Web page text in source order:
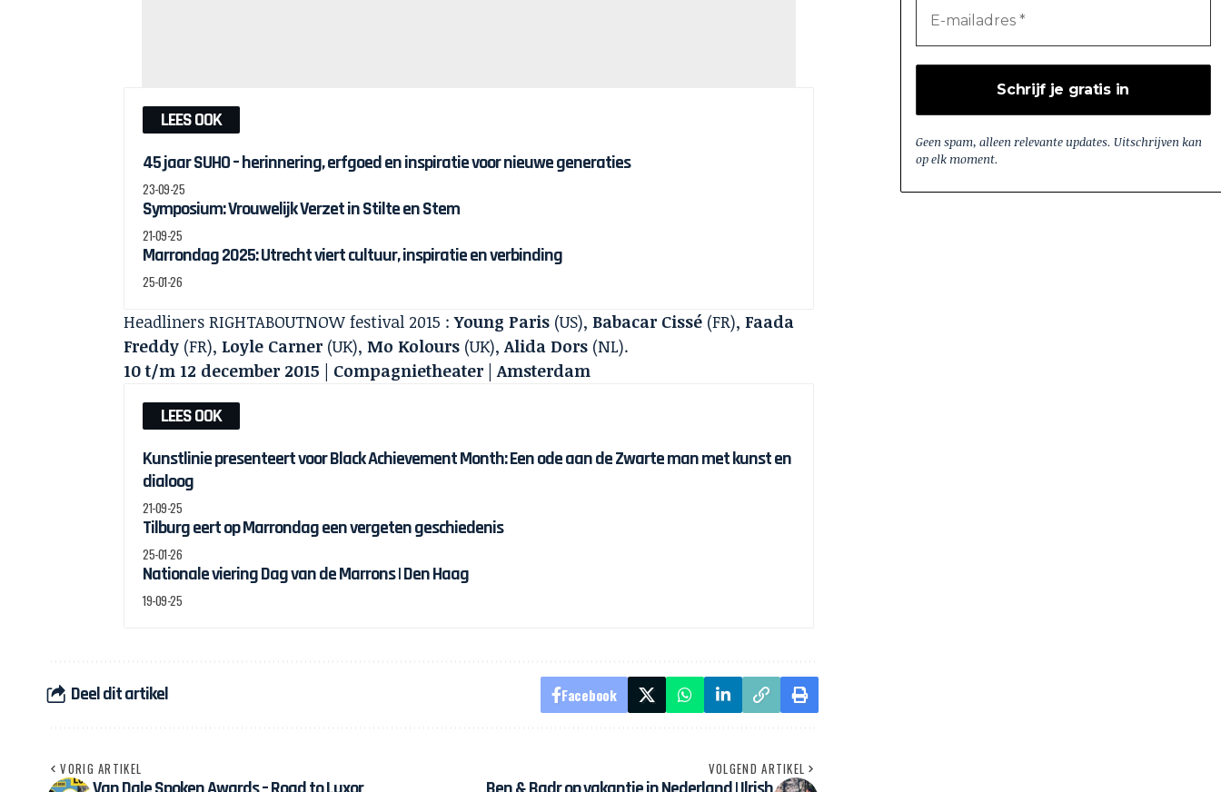
LEES OOK
45 jaar SUHO – herinnering, erfgoed en inspiratie voor nieuwe generaties
23-09-25
Symposium: Vrouwelijk Verzet in Stilte en Stem
21-09-25
Marrondag 2025: Utrecht viert cultuur, inspiratie en verbinding
25-01-26
Headliners RIGHTABOUTNOW festival 2015 :Young Paris (US),Babacar Cissé (FR),Faada
Freddy (FR), Loyle Carner (UK),Mo Kolours (UK),Alida Dors (NL).
10 t/m 12 december 2015 | Compagnietheater | Amsterdam
LEES OOK
Kunstlinie presenteert voor Black Achievement Month: Een ode aan de Zwarte man met kunst en
dialoog
21-09-25
Tilburg eert op Marrondag een vergeten geschiedenis
25-01-26
Nationale viering Dag van de Marrons | Den Haag
19-09-25
Deel dit artikel Facebook
VORIG ARTIKEL VOLGEND ARTIKEL
Geen spam, alleen relevante updates. Uitschrijven kan
op elk moment.